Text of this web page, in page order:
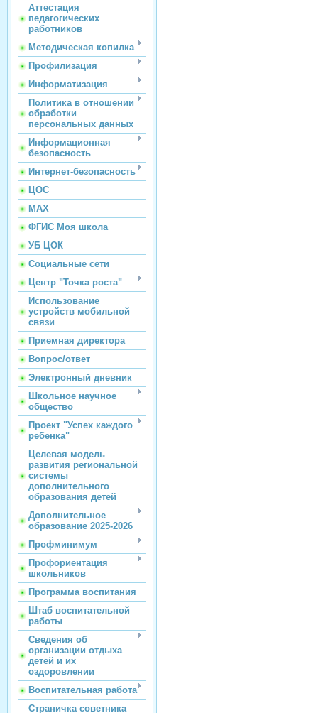
Аттестация
педагогических
работников
Методическая копилка
Профилизация
Информатизация
Политика в отношении
обработки
персональных данных
Информационная
безопасность
Интернет-безопасность
ЦОС
МАХ
ФГИС Моя школа
УБ ЦОК
Социальные сети
Центр "Точка роста"
Использование
устройств мобильной
связи
Приемная директора
Вопрос/ответ
Электронный дневник
Школьное научное
общество
Проект "Успех каждого
ребенка"
Целевая модель
развития региональной
системы
дополнительного
образования детей
Дополнительное
образование 2025-2026
Профминимум
Профориентация
школьников
Программа воспитания
Штаб воспитательной
работы
Сведения об
организации отдыха
детей и их
оздоровлении
Воспитательная работа
Страничка советника